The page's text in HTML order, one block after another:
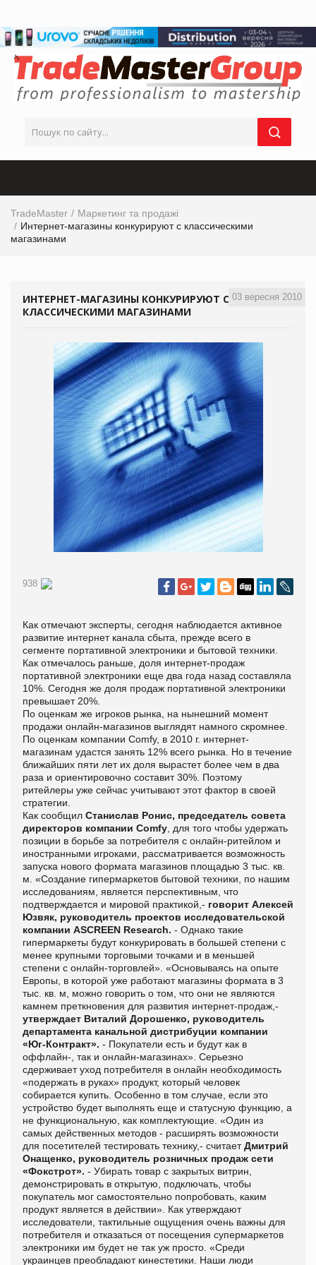
TradeMaster
Маркетинг та продажі
Интернет-магазины конкурируют с классическими
магазинами
03 вересня 2010
ИНТЕРНЕТ-МАГАЗИНЫ КОНКУРИРУЮТ С
КЛАССИЧЕСКИМИ МАГАЗИНАМИ
938
Как отмечают эксперты, сегодня наблюдается активное
развитие интернет канала сбыта, прежде всего в
сегменте портативной электроники и бытовой техники.
Как отмечалось раньше, доля интернет-продаж
портативной электроники еще два года назад составляла
10%. Сегодня же доля продаж портативной электроники
превышает 20%.
По оценкам же игроков рынка, на нынешний момент
продажи онлайн-магазинов выглядят намного скромнее.
По оценкам компании Comfy, в 2010 г. интернет-
магазинам удастся занять 12% всего рынка. Но в течение
ближайших пяти лет их доля вырастет более чем в два
раза и ориентировочно составит 30%. Поэтому
ритейлеры уже сейчас учитывают этот фактор в своей
стратегии.
Как сообщил Станислав Ронис, председатель совета
директоров компании Comfy , для того чтобы удержать
позиции в борьбе за потребителя с онлайн-ритейлом и
иностранными игроками, рассматривается возможность
запуска нового формата магазинов площадью 3 тыс. кв.
м. «Создание гипермаркетов бытовой техники, по нашим
исследованиям, является перспективным, что
подтверждается и мировой практикой,- говорит Алексей
Юзвяк, руководитель проектов исследовательской
компании ASCREEN Research. - Однако такие
гипермаркеты будут конкурировать в большей степени с
менее крупными торговыми точками и в меньшей
степени с онлайн-торговлей». «Основываясь на опыте
Европы, в которой уже работают магазины формата в 3
тыс. кв. м, можно говорить о том, что они не являются
камнем преткновения для развития интернет-продаж,-
утверждает Виталий Дорошенко, руководитель
департамента канальной дистрибуции компании
«Юг-Контракт». - Покупатели есть и будут как в
оффлайн-, так и онлайн-магазинах». Серьезно
сдерживает уход потребителя в онлайн необходимость
«подержать в руках» продукт, который человек
собирается купить. Особенно в том случае, если это
устройство будет выполнять еще и статусную функцию, а
не функциональную, как комплектующие. «Один из
самых действенных методов - расширять возможности
для посетителей тестировать технику,- считаетДмитрий
Онащенко, руководитель розничных продаж сети
«Фокстрот». - Убирать товар с закрытых витрин,
демонстрировать в открытую, подключать, чтобы
покупатель мог самостоятельно попробовать, каким
продукт является в действии». Как утверждают
исследователи, тактильные ощущения очень важны для
потребителя и отказаться от посещения супермаркетов
электроники им будет не так уж просто. «Среди
украинцев преобладают кинестетики. Наши люди